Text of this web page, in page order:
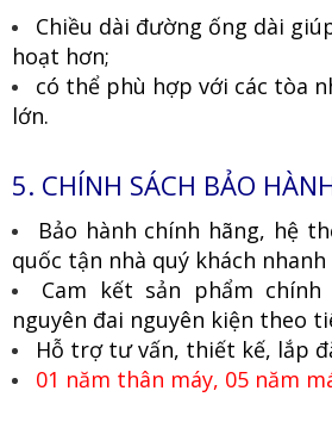
Chiều dài đường ống dài
hoạt hơn;
có thể phù hợp với các tòa
lớn.
5. CHÍNH SÁCH BẢO
Bảo hành chính hãng, hệ
quốc tận nhà quý khách nhanh
Cam kết sản phẩm chính
nguyên đai nguyên kiện theo
Hỗ trợ tư vấn, thiết kế, lắp
01 năm thân máy, 05 năm